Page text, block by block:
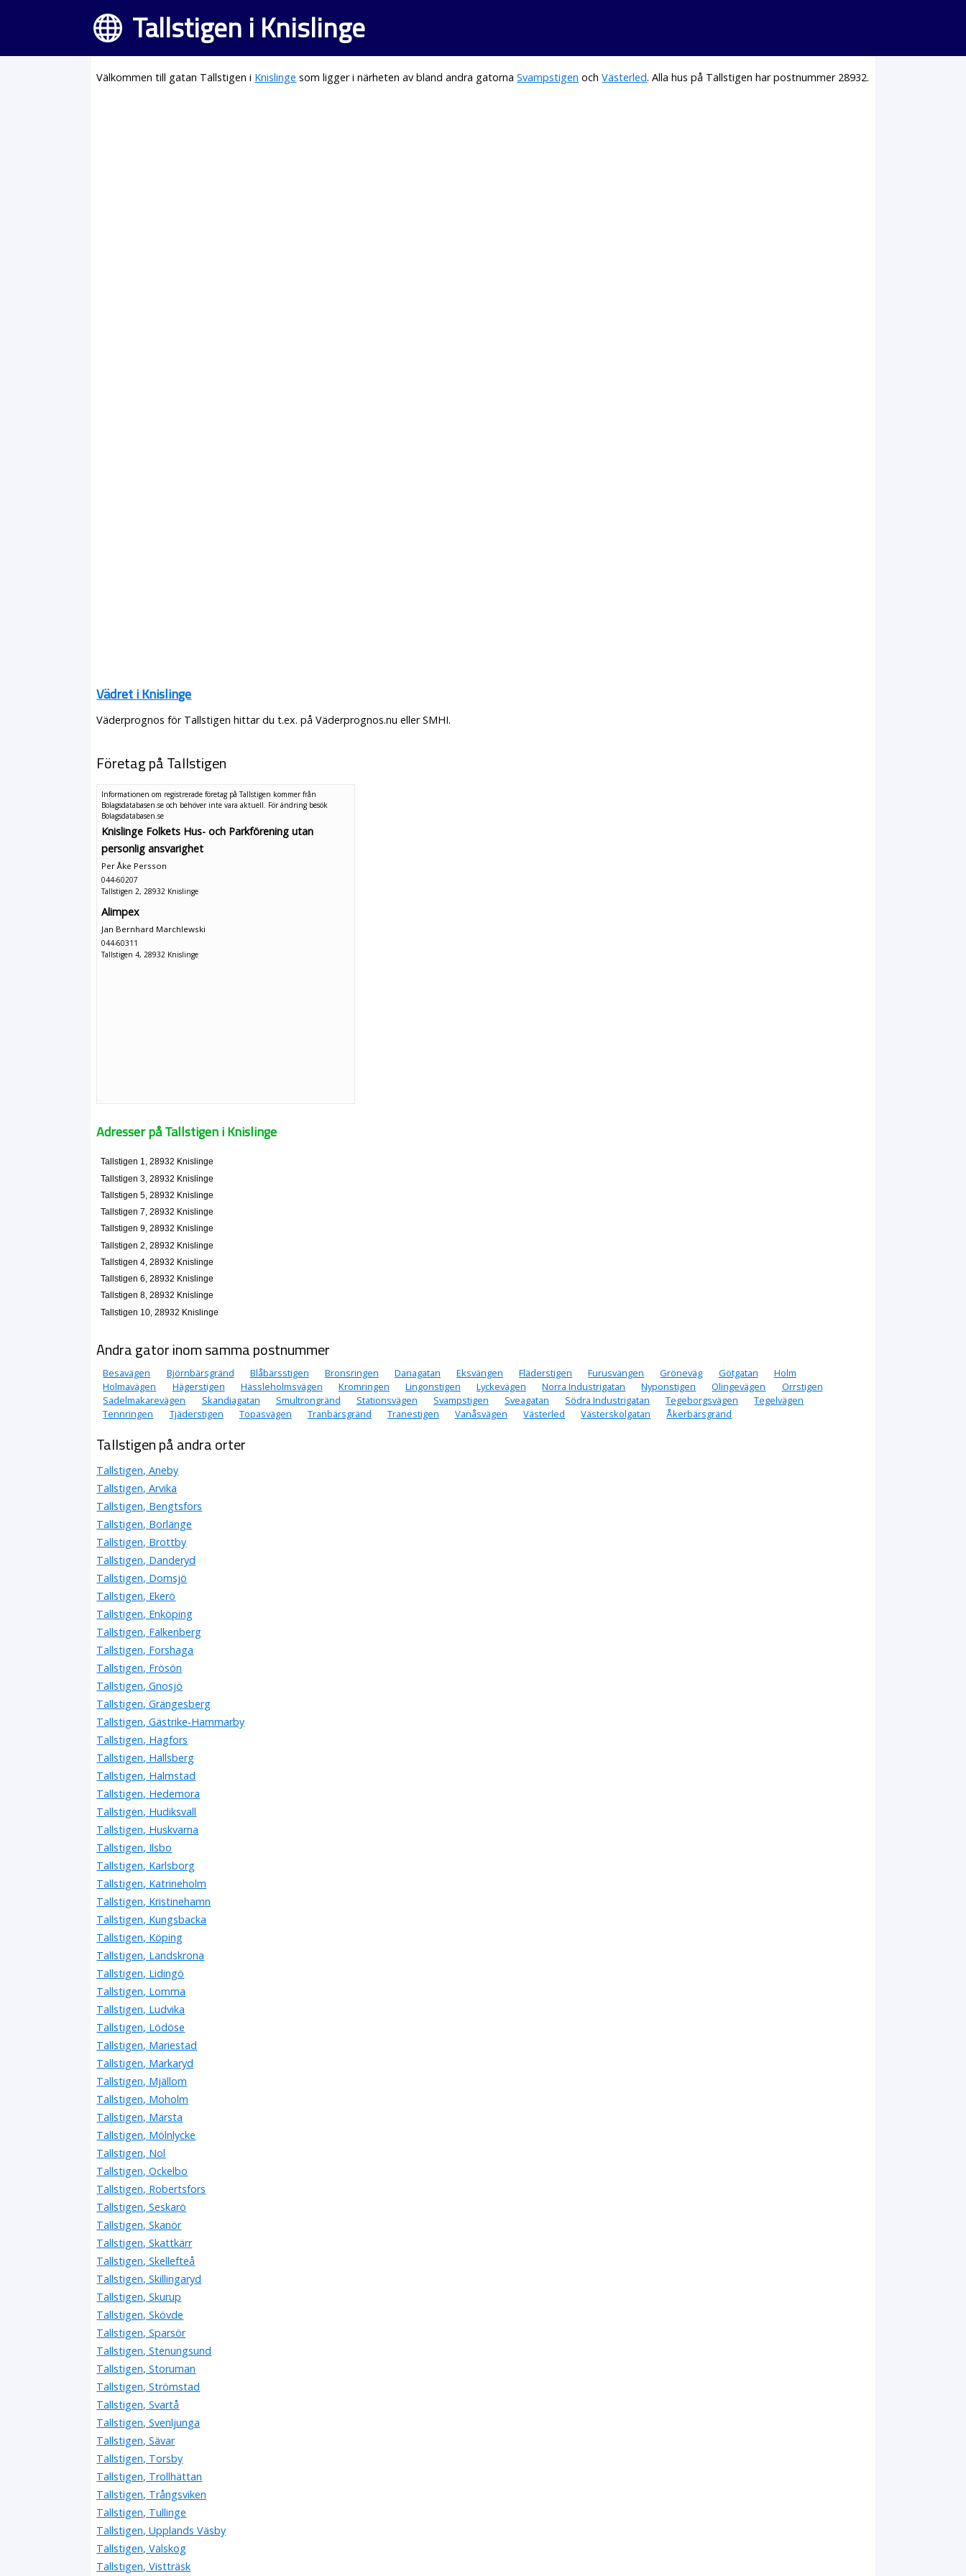
Tallstigen i Knislinge
Välkommen till gatan Tallstigen i Knislinge som ligger i närheten av bland andra gatornaSvampstigen ochVästerled. Alla hus på Tallstigen har postnummer 28932.
Vädret i Knislinge
Väderprognos för Tallstigen hittar du t.ex. på Väderprognos.nu eller SMHI.
Företag på Tallstigen
Informationen om registrerade företag på Tallstigen kommer från
Bolagsdatabasen.se och behöver inte vara aktuell. För ändring besök
Bolagsdatabasen.se
Knislinge Folkets Hus- och Parkförening utan
personlig ansvarighet
Per Åke Persson
044-60207
Tallstigen 2, 28932 Knislinge
Alimpex
Jan Bernhard Marchlewski
044-60311
Tallstigen 4, 28932 Knislinge
Adresser på Tallstigen i Knislinge
Tallstigen 1, 28932 Knislinge
Tallstigen 3, 28932 Knislinge
Tallstigen 5, 28932 Knislinge
Tallstigen 7, 28932 Knislinge
Tallstigen 9, 28932 Knislinge
Tallstigen 2, 28932 Knislinge
Tallstigen 4, 28932 Knislinge
Tallstigen 6, 28932 Knislinge
Tallstigen 8, 28932 Knislinge
Tallstigen 10, 28932 Knislinge
Andra gator inom samma postnummer
Besavägen Björnbärsgränd Blåbärsstigen Bronsringen Danagatan Eksvängen Fläderstigen Furusvängen Gröneväg Götgatan
Holm
Holmavägen
Hägerstigen Hässleholmsvägen Kromringen Lingonstigen Lyckevägen Norra Industrigatan Nyponstigen Olingevägen
Orrstigen
Sadelmakarevägen
Skandiagatan Smultrongränd Stationsvägen Svampstigen Sveagatan Södra Industrigatan Tegeborgsvägen
Tegelvägen
Tennringen
Tjäderstigen Topasvägen Tranbärsgränd Tranestigen Vanåsvägen Västerled Västerskolgatan Åkerbärsgränd
Tallstigen på andra orter
Tallstigen, Aneby
Tallstigen, Arvika
Tallstigen, Bengtsfors
Tallstigen, Borlänge
Tallstigen, Brottby
Tallstigen, Danderyd
Tallstigen, Domsjö
Tallstigen, Ekerö
Tallstigen, Enköping
Tallstigen, Falkenberg
Tallstigen, Forshaga
Tallstigen, Frösön
Tallstigen, Gnosjö
Tallstigen, Grängesberg
Tallstigen, Gästrike-Hammarby
Tallstigen, Hagfors
Tallstigen, Hallsberg
Tallstigen, Halmstad
Tallstigen, Hedemora
Tallstigen, Hudiksvall
Tallstigen, Huskvarna
Tallstigen, Ilsbo
Tallstigen, Karlsborg
Tallstigen, Katrineholm
Tallstigen, Kristinehamn
Tallstigen, Kungsbacka
Tallstigen, Köping
Tallstigen, Landskrona
Tallstigen, Lidingö
Tallstigen, Lomma
Tallstigen, Ludvika
Tallstigen, Lödöse
Tallstigen, Mariestad
Tallstigen, Markaryd
Tallstigen, Mjällom
Tallstigen, Moholm
Tallstigen, Märsta
Tallstigen, Mölnlycke
Tallstigen, Nol
Tallstigen, Ockelbo
Tallstigen, Robertsfors
Tallstigen, Seskarö
Tallstigen, Skanör
Tallstigen, Skattkärr
Tallstigen, Skellefteå
Tallstigen, Skillingaryd
Tallstigen, Skurup
Tallstigen, Skövde
Tallstigen, Sparsör
Tallstigen, Stenungsund
Tallstigen, Storuman
Tallstigen, Strömstad
Tallstigen, Svartå
Tallstigen, Svenljunga
Tallstigen, Sävar
Tallstigen, Torsby
Tallstigen, Trollhättan
Tallstigen, Trångsviken
Tallstigen, Tullinge
Tallstigen, Upplands Väsby
Tallstigen, Valskog
Tallstigen, Vistträsk